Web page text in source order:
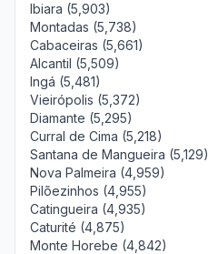
Ibiara (5,903)
Montadas (5,738)
Cabaceiras (5,661)
Alcantil (5,509)
Ingá (5,481)
Vieirópolis (5,372)
Diamante (5,295)
Curral de Cima (5,218)
Santana de Mangueira (5,129)
Nova Palmeira (4,959)
Pilõezinhos (4,955)
Catingueira (4,935)
Caturité (4,875)
Monte Horebe (4,842)